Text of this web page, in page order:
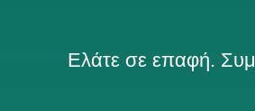
Ελάτε σε επαφή.